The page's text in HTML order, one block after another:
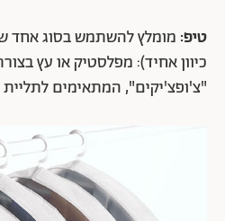
טיפ: מומלץ להשתמש בסוג אחד
כיוון אחיד): מפלסטיק או עץ
"צ'ופצ'יקים", המתאימים לתליית